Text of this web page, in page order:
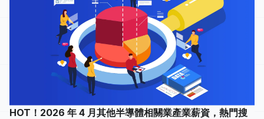
HOT！2026 年 4 月其他半導體相關業產業薪資，熱門搜